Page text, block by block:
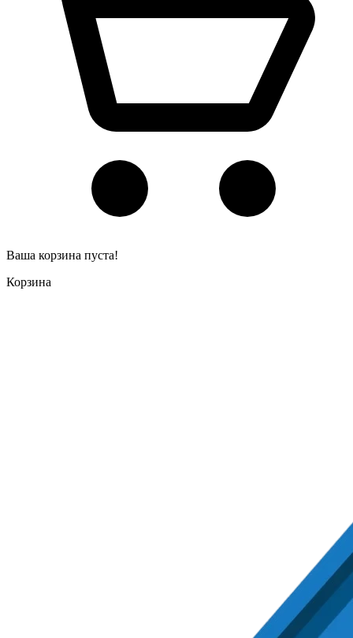
Ваша корзина пуста!
Корзина